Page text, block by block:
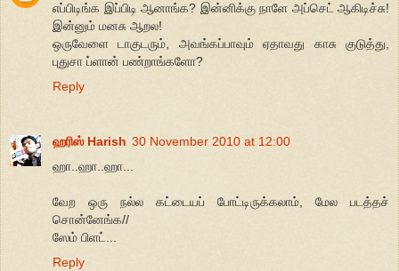
எப்பிடிங்க இப்பிடி ஆனாங்க? இன்னிக்கு நாளே அப்செட் ஆகிடிச்சு!
இன்னும் மனசு ஆறல!
ஒருவேளை டாகுடரும், அவங்கப்பாவும் ஏதாவது காசு குடுத்து,
புதுசா ப்ளான் பண்றாங்களோ?
Reply
ஹரிஸ் Harish 30 November 2010 at 12:00
ஹா..ஹா..ஹா...
வேற ஒரு நல்ல கட்டையப் போட்டிருக்கலாம், மேல படத்தச்
சொன்னேங்க//
ஸேம் பிளட்...
Reply